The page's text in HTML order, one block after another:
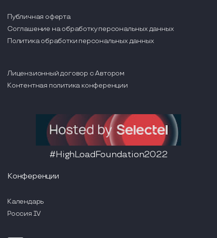
Конференции
Календарь
Россия IV
Публичная оферта
Соглашение на обработку персональных данных
Политика обработки персональных данных
Лицензионный договор с Автором
Контентная политика конференции
#HighLoadFoundation2022